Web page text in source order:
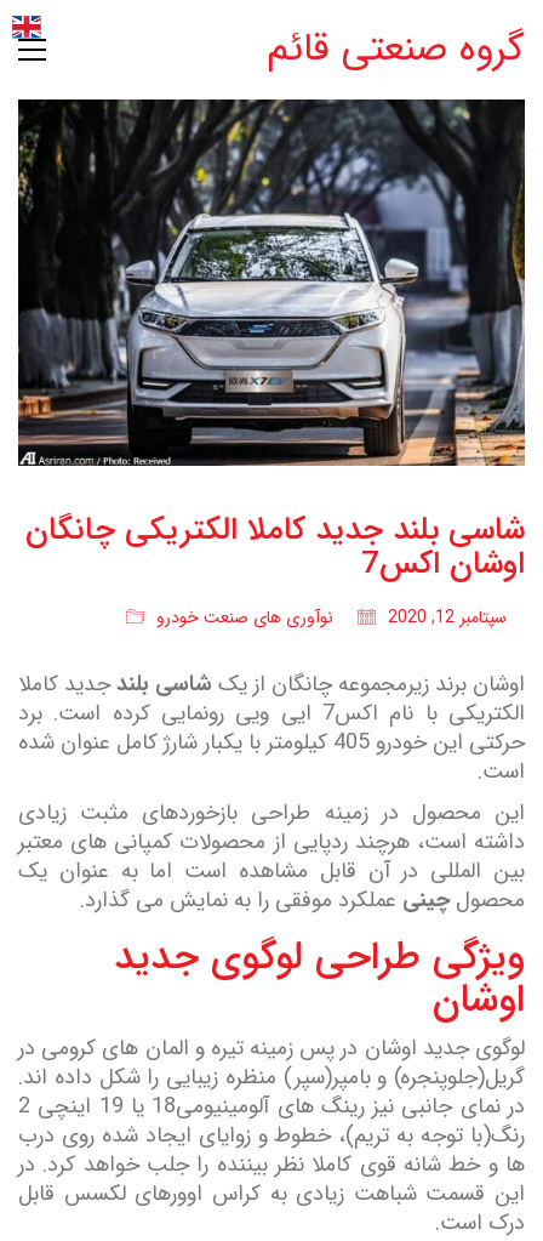
گروه صنعتی قائم
شاسی بلند جدید کاملا الکتریکی چانگان
اوشان اکس7
سپتامبر 12, 2020 نوآوری های صنعت خودرو
اوشان برند زیرمجموعه چانگان از یک شاسی بلندجدید کاملا
الکتریکی با نام اکس7 ایی ویی رونمایی کرده است. برد
حرکتی این خودرو 405 کیلومتر با یکبار شارژ کامل عنوان شده
است.
این محصول در زمینه طراحی بازخوردهای مثبت زیادی
داشته است، هرچند ردپایی از محصولات کمپانی های معتبر
بین المللی در آن قابل مشاهده است اما به عنوان یک
محصولچینی عملکرد موفقی را به نمایش می گذارد.
ویژگی طراحی لوگوی جدید
اوشان
لوگوی جدید اوشان در پس زمینه تیره و المان های کرومی در
گریل(جلوپنجره) و بامپر(سپر) منظره زیبایی را شکل داده اند.
در نمای جانبی نیز رینگ های آلومینیومی18 یا 19 اینچی 2
رنگ(با توجه به تریم)، خطوط و زوایای ایجاد شده روی درب
ها و خط شانه قوی کاملا نظر بیننده را جلب خواهد کرد. در
این قسمت شباهت زیادی به کراس اوورهای لکسس قابل
درک است.